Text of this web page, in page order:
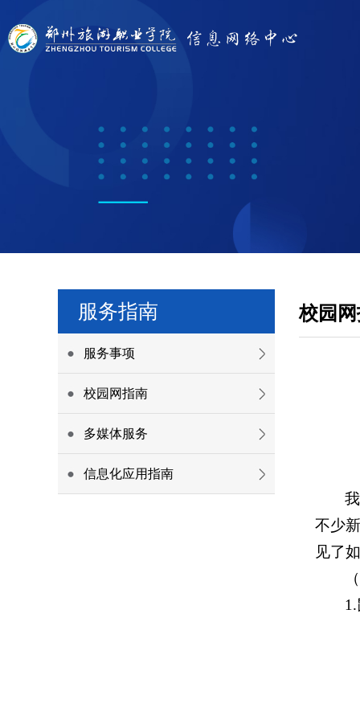
服务指南
服务事项
校园网指南
多媒体服务
信息化应用指南
校园
不少
见了